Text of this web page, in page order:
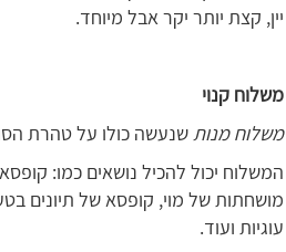
יין, קצת יותר יקר אבל מיוחד.
משלוח קנוי
משלוח מנותשנעשה כולו על טהרת
המשלוח יכול להכיל נושאים כמו:
מושחתות של מוי, קופסא של תיונים
עוגיות ועוד.